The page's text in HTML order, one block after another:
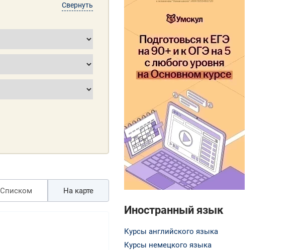
Свернуть
Списком На карте
Иностранный язык
Курсы английского языка
Курсы немецкого языка